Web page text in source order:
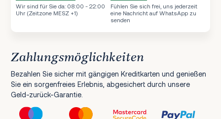
Wir sind für Sie da: 08:00 - 22:00
Uhr (Zeitzone MESZ +1)
Fühlen Sie sich frei, uns jederzeit
eine Nachricht auf WhatsApp zu
senden
Zahlungsmöglichkeiten
Bezahlen Sie sicher mit gängigen Kreditkarten und genießen
Sie ein sorgenfreies Erlebnis, abgesichert durch unsere
Geld-zurück-Garantie.